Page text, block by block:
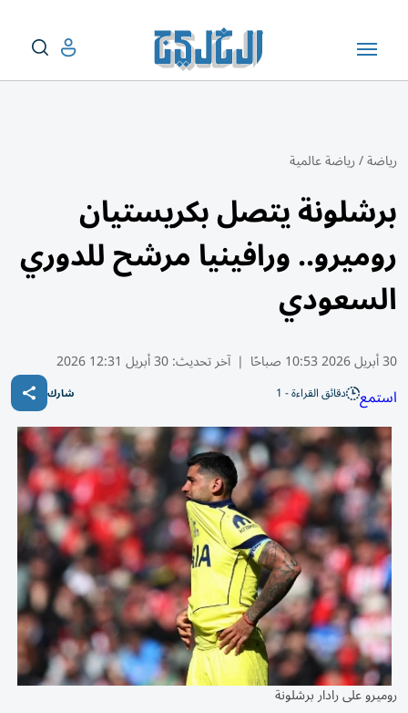
رياضة/رياضة عالمية
برشلونة يتصل بكريستيان
روميرو.. ورافينيا مرشح للدوري
السعودي
30 أبريل 2026 10:53 صباحًا | آخر تحديث:30 أبريل 12:31 2026
استمع دقائق القراءة - 1 شارك
روميرو على رادار برشلونة